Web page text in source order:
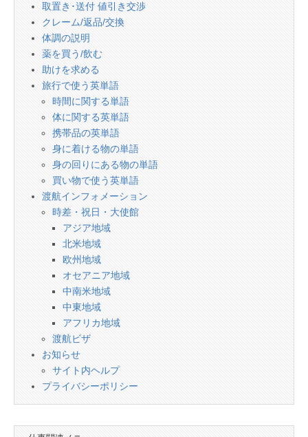
取置き･送付 値引き交渉
クレーム/返品/交換
体調の説明
薬を買う/飲む
助けを求める
旅行で使う英単語
時間に関する単語
体に関する英単語
携帯品の英単語
身に着ける物の単語
身の回りにある物の単語
買い物で使う英単語
渡航インフォメーション
時差・祝日・大使館
アジア地域
北米地域
欧州地域
オセアニア地域
中南米地域
中東地域
アフリカ地域
渡航ビザ
お知らせ
サイト内ヘルプ
プライバシーポリシー